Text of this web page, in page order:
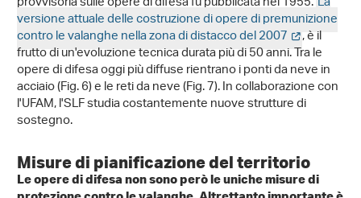
versione attuale delle costruzione di opere di premunizione
contro le valanghe nella zona di distacco del 2007 , è il
frutto di un'evoluzione tecnica durata più di 50 anni. Tra le
opere di difesa oggi più diffuse rientrano i ponti da neve in
acciaio (Fig. 6) e le reti da neve (Fig. 7). In collaborazione con
l'UFAM, l'SLF studia costantemente nuove strutture di
sostegno.
Misure di pianificazione del territorio
Le opere di difesa non sono però le uniche misure di